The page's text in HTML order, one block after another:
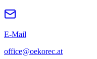
E-Mail
office@oekorec.at